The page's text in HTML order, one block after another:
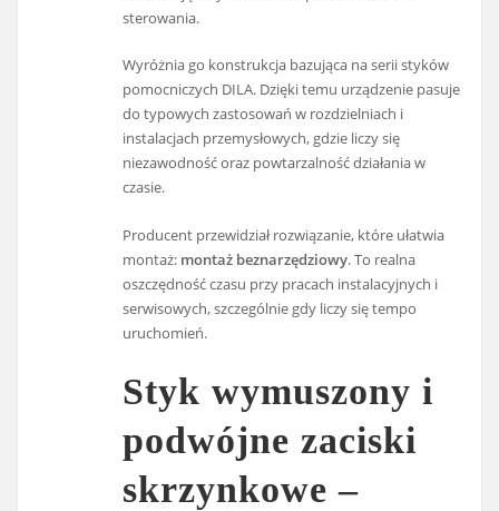
sterowania.
Wyróżnia go konstrukcja bazująca na serii styków
pomocniczych DILA. Dzięki temu urządzenie pasuje
do typowych zastosowań w rozdzielniach i
instalacjach przemysłowych, gdzie liczy się
niezawodność oraz powtarzalność działania w
czasie.
Producent przewidział rozwiązanie, które ułatwia
montaż: montaż beznarzędziowy. To realna
oszczędność czasu przy pracach instalacyjnych i
serwisowych, szczególnie gdy liczy się tempo
uruchomień.
Styk wymuszony i
podwójne zaciski
skrzynkowe –